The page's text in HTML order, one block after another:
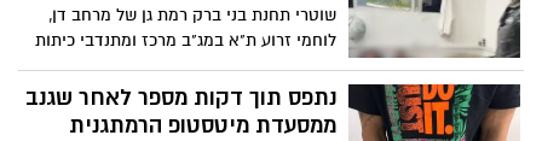
שוטרי תחנת בני ברק רמת גן של מרחב דן,
לוחמי זרוע ת"א במג"ב מרכז ומתנדבי כיתות
הכוננות עצרו הלילה 24 שוהים בלתי חוקיים
בבניין ברמת גן
נתפס תוך דקות מספר לאחר שגנב
ממסעדת מיטסטופ הרמתגנית